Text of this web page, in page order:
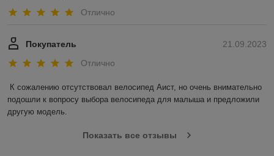
Отлично
21.09.2023
Покупатель
Отлично
К сожалению отсутствовал велосипед Аист, но очень внимательно
подошли к вопросу выбора велосипеда для малыша и предложили
другую модель.
Показать все отзывы